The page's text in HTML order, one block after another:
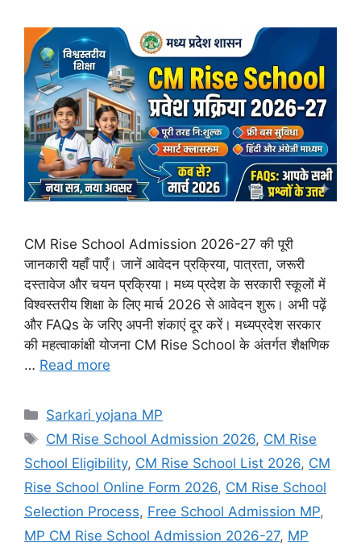
CM Rise School Admission 2026-27 की पूरी
जानकारी यहाँ पाएँ। जानें आवेदन प्रक्रिया, पात्रता, जरूरी
दस्तावेज और चयन प्रक्रिया। मध्य प्रदेश के सरकारी स्कूलों में
विश्वस्तरीय शिक्षा के लिए मार्च 2026 से आवेदन शुरू। अभी पढ़ें
और FAQs के जरिए अपनी शंकाएं दूर करें। मध्यप्रदेश सरकार
की महत्वाकांक्षी योजना CM Rise School के अंतर्गत शैक्षणिक
… Read more
Categories
Sarkari yojana MP
Tags
CM Rise School Admission 2026, CM Rise
School Eligibility, CM Rise School List 2026, CM
Rise School Online Form 2026, CM Rise School
Selection Process, Free School Admission MP,
MP CM Rise School Admission 2026-27, MP